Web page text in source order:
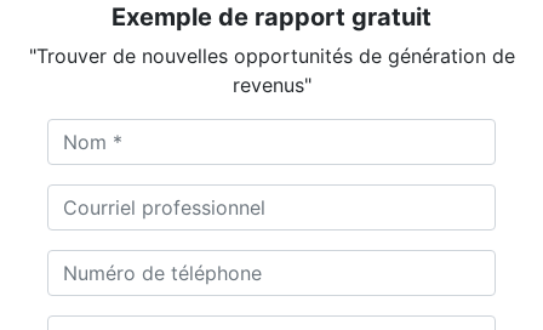
Exemple de rapport gratuit
"Trouver de nouvelles opportunités de génération de
revenus"